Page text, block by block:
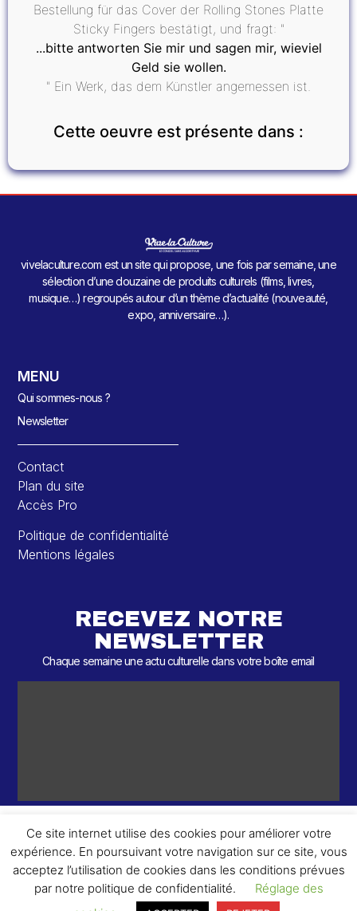
Bestellung für das Cover der Rolling Stones Platte
Sticky Fingers bestätigt, und fragt: "
...bitte antworten Sie mir und sagen mir, wieviel
Geld sie wollen.
" Ein Werk, das dem Künstler angemessen ist.
Cette oeuvre est présente dans :
vivelaculture.com est un site qui propose, une fois par semaine, une
sélection d’une douzaine de produits culturels (films, livres,
musique…) regroupés autour d’un thème d’actualité (nouveauté,
expo, anniversaire…).
MENU
Qui sommes-nous ?
Newsletter
Contact
Plan du site
Accès Pro
Politique de confidentialité
Mentions légales
RECEVEZ NOTRE
NEWSLETTER
Chaque semaine une actu culturelle dans votre boîte email
© 2026 – 2 ème Round – Tous droits réservés.
Ce site internet utilise des cookies pour améliorer votre
expérience. En poursuivant votre navigation sur ce site, vous
acceptez l’utilisation de cookies dans les conditions prévues
par notre politique de confidentialité.
Réglage des